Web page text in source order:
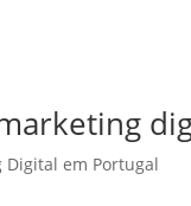
Digital em Portugal